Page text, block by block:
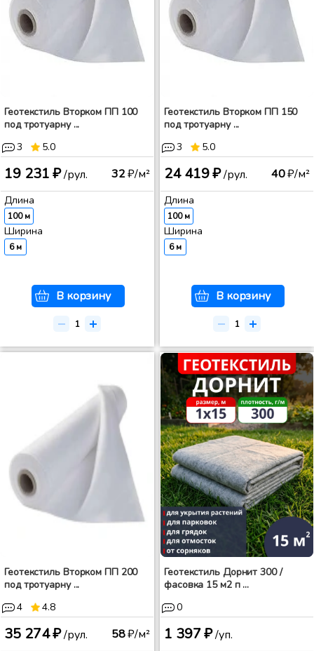
Геотекстиль Вторком ПП 100
под тротуарну ...
3
5.0
19 231 ₽/рул. 32₽/м²
Длина
100 м
Ширина
6 м
В корзину
Геотекстиль Вторком ПП 150
под тротуарну ...
3
5.0
24 419 ₽/рул. 40₽/м²
Длина
100 м
Ширина
6 м
В корзину
Геотекстиль Вторком ПП 200
под тротуарну ...
4
4.8
35 274 ₽/рул. 58₽/м²
Геотекстиль Дорнит 300 /
фасовка 15 м2 п ...
0
1 397 ₽/уп.